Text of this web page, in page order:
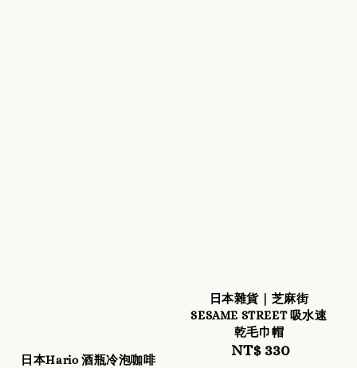
日本Hario 酒瓶冷泡咖啡
日本雜貨｜芝麻街
SESAME STREET 吸水速
乾毛巾帽
Regular
NT$ 330